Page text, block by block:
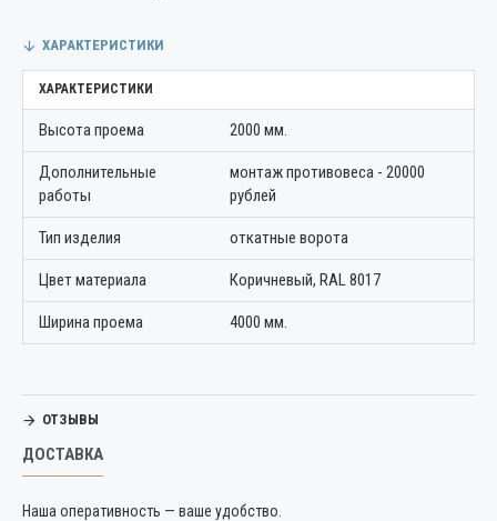
ХАРАКТЕРИСТИКИ
ХАРАКТЕРИСТИКИ
Высота проема 2000 мм.
Дополнительные
работы
монтаж противовеса - 20000
рублей
Тип изделия откатные ворота
Цвет материала Коричневый, RAL 8017
Ширина проема 4000 мм.
ОТЗЫВЫ
ДОСТАВКА
Наша оперативность — ваше удобство.